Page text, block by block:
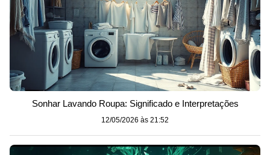
Sonhar Lavando Roupa: Significado e Interpretações
12/05/2026 às 21:52